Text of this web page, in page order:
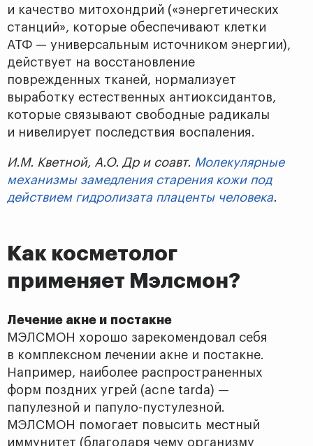
и качество митохондрий («энергетических
станций», которые обеспечивают клетки
АТФ — универсальным источником энергии),
действует на восстановление
поврежденных тканей, нормализует
выработку естественных антиоксидантов,
которые связывают свободные радикалы
и нивелирует последствия воспаления.
И.М. Кветной, А.О. Др и соавт. Молекулярные
механизмы замедления старения кожи под
действием гидролизата плаценты человека.
Как косметолог
применяет Мэлсмон?
Лечение акне и постакне
МЭЛСМОН хорошо зарекомендовал себя
в комплексном лечении акне и постакне.
Например, наиболее распространенных
форм поздних угрей (acne tarda) —
папулезной и папуло-пустулезной.
МЭЛСМОН помогает повысить местный
иммунитет (благодаря чему организму